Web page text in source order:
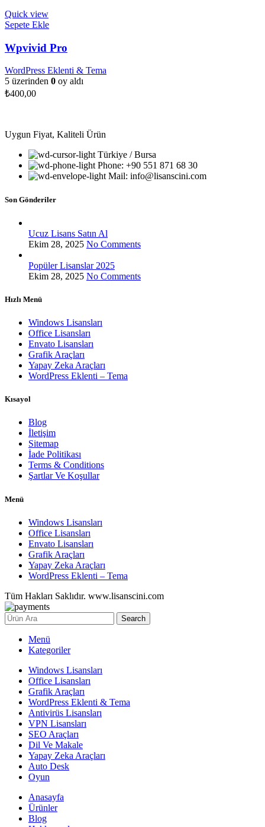
Quick view
Sepete Ekle
Wpvivid Pro
WordPress Eklenti & Tema
5 üzerinden 0 oy aldı
₺400,00
Uygun Fiyat, Kaliteli Ürün
Türkiye / Bursa
Phone: +90 551 871 68 30
Mail: info@lisanscini.com
Son Gönderiler
Ucuz Lisans Satın Al
Ekim 28, 2025 No Comments
Popüler Lisanslar 2025
Ekim 28, 2025 No Comments
Hızlı Menü
Windows Lisansları
Office Lisansları
Envato Lisansları
Grafik Araçları
Yapay Zeka Araçları
WordPress Eklenti – Tema
Kısayol
Blog
İletişim
Sitemap
İade Politikası
Terms & Conditions
Şartlar Ve Koşullar
Menü
Windows Lisansları
Office Lisansları
Envato Lisansları
Grafik Araçları
Yapay Zeka Araçları
WordPress Eklenti – Tema
Tüm Hakları Saklıdır. www.lisanscini.com
Search
Menü
Kategoriler
Windows Lisansları
Office Lisansları
Grafik Araçları
WordPress Eklenti & Tema
Antivirüs Lisansları
VPN Lisansları
SEO Araçları
Dil Ve Makale
Yapay Zeka Araçları
Auto Desk
Oyun
Anasayfa
Ürünler
Blog